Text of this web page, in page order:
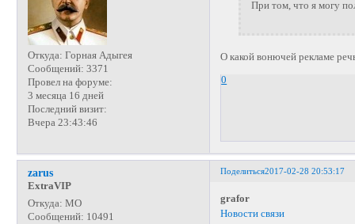
Откуда: Горная Адыгея
Сообщений: 3371
Провел на форуме:
3 месяца 16 дней
Последний визит:
Вчера 23:43:46
При том, что я могу
О какой вонючей рекламе
0
Поделиться2017-02-28 20:53:17
zarus
ExtraVIP
Откуда: МО
Сообщений: 10491
grafor
Новости связи